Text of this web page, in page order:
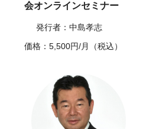
会オンラインセミナー
発行者：中島孝志
価格：5,500円/月（税込）